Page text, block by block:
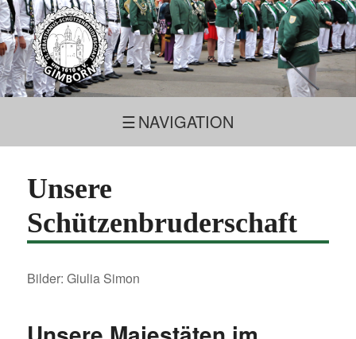
NAVIGATION
Unsere
Schützenbruderschaft
Bilder: Giulia Simon